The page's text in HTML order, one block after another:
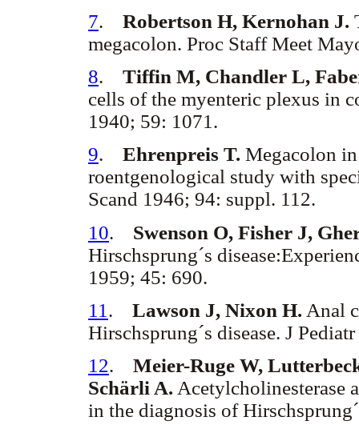
7. Robertson H, Kernohan J.
megacolon. Proc Staff Meet
8. Tiffin M, Chandler L,
cells of the myenteric plexus in
1940; 59: 1071.
9. Ehrenpreis T. Megacolon
roentgenological study with
Scand 1946; 94: suppl. 112.
10. Swenson O, Fisher J,
Hirschsprung´s
1959; 45: 690.
11 . Lawson J, Nixon H. Anal
Hirschsprung´s disease. J
12. Meier-Ruge W,
Schärli A. Acetylcholinesterase
in the diagnosis of